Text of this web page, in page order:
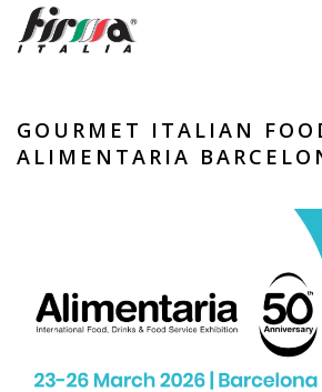
GOURMET ITALIAN
ALIMENTARIA